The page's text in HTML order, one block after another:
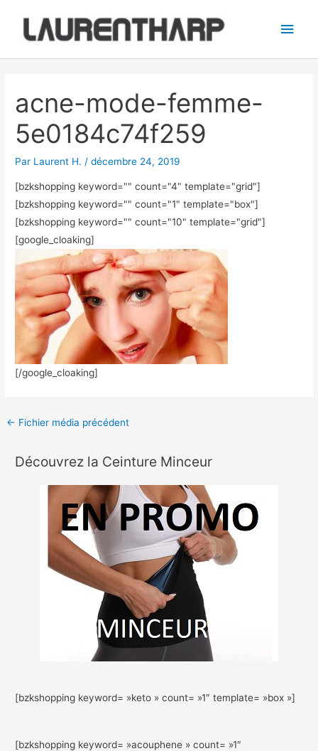
contenu
acne-mode-femme-
5e0184c74f259
Par Laurent H. /décembre 24, 2019
[bzkshopping keyword="" count="4" template="grid"]
[bzkshopping keyword="" count="1" template="box"]
[bzkshopping keyword="" count="10" template="grid"]
[google_cloaking]
[/google_cloaking]
articles
← Fichier média précédent
Découvrez la Ceinture Minceur
[bzkshopping keyword= »keto » count= »1″ template= »box »]
[bzkshopping keyword= »acouphene » count= »1″